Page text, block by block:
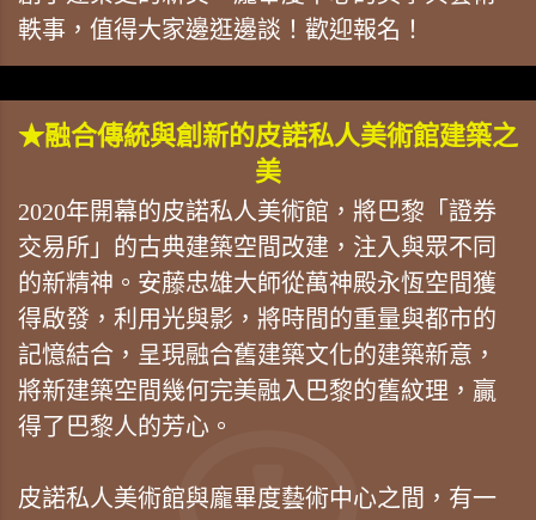
軼事，值得大家邊逛邊談！歡迎報名！
★融合傳統與創新的皮諾私人美術館建築之
美
2020年開幕的皮諾私人美術館，將巴黎「證券
交易所」的古典建築空間改建，注入與眾不同
的新精神。安藤忠雄大師從萬神殿永恆空間獲
得啟發，利用光與影，將時間的重量與都市的
記憶結合，呈現融合舊建築文化的建築新意，
將新建築空間幾何完美融入巴黎的舊紋理，贏
得了巴黎人的芳心。
皮諾私人美術館與龐畢度藝術中心之間，有一